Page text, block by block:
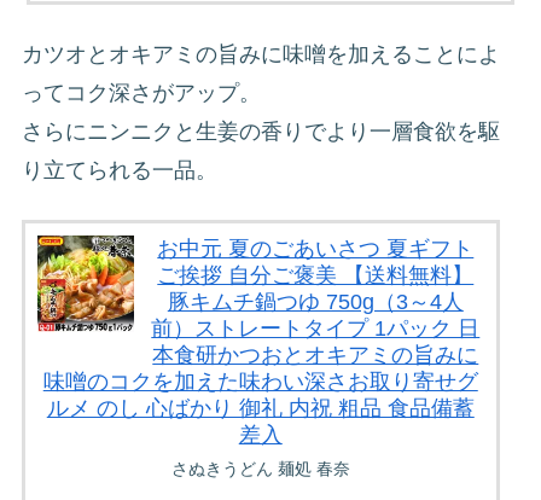
カツオとオキアミの旨みに味噌を加えることによ
ってコク深さがアップ。
さらにニンニクと生姜の香りでより一層食欲を駆
り立てられる一品。
お中元 夏のごあいさつ 夏ギフト
ご挨拶 自分ご褒美 【送料無料】
豚キムチ鍋つゆ 750g（3～4人
前）ストレートタイプ 1パック 日
本食研かつおとオキアミの旨みに
味噌のコクを加えた味わい深さお取り寄せグ
ルメ のし 心ばかり 御礼 内祝 粗品 食品備蓄
差入
さぬきうどん 麺処 春奈